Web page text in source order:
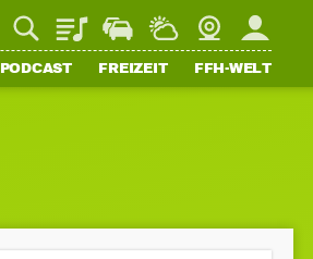
PlaylistStaupilotWetterWebcamMein FFH
PODCAST FREIZEIT FFH-WELT